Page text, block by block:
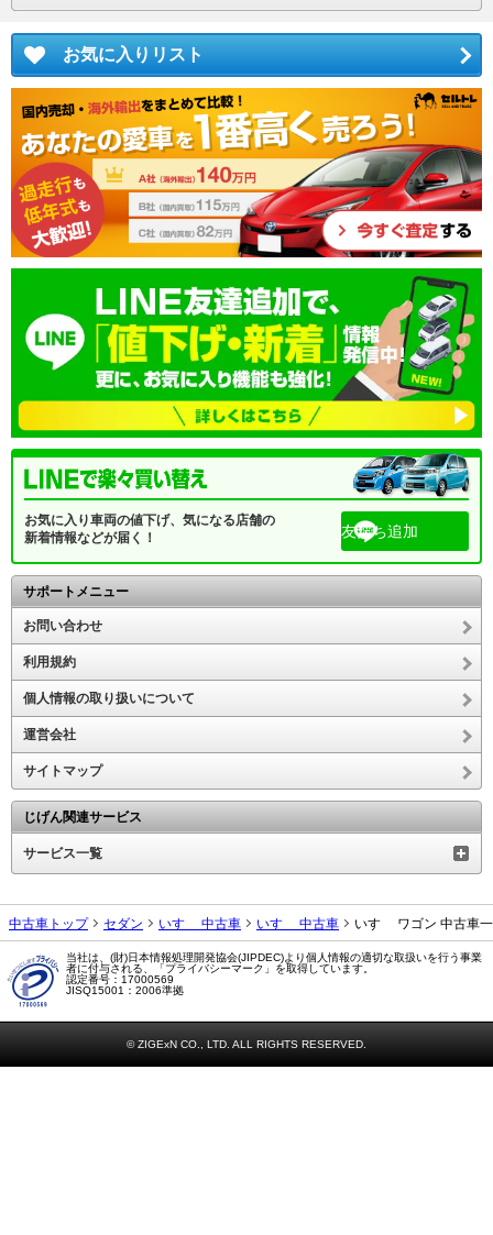
お気に入りリスト
お気に入り車両の値下げ、気になる店舗の
新着情報などが届く！
友だち追加
サポートメニュー
お問い合わせ
利用規約
個人情報の取り扱いについて
運営会社
サイトマップ
じげん関連サービス
サービス一覧
中古車トップ セダン いすゞ 中古車 いすゞ 中古車 いすゞ ワゴン 中古車
当社は、(財)日本情報処理開発協会(JIPDEC)より個人情報の適切な取扱いを行う事業
者に付与される、「プライバシーマーク」を取得しています。
認定番号：17000569
JISQ15001：2006準拠
© ZIGExN CO., LTD. ALL RIGHTS RESERVED.